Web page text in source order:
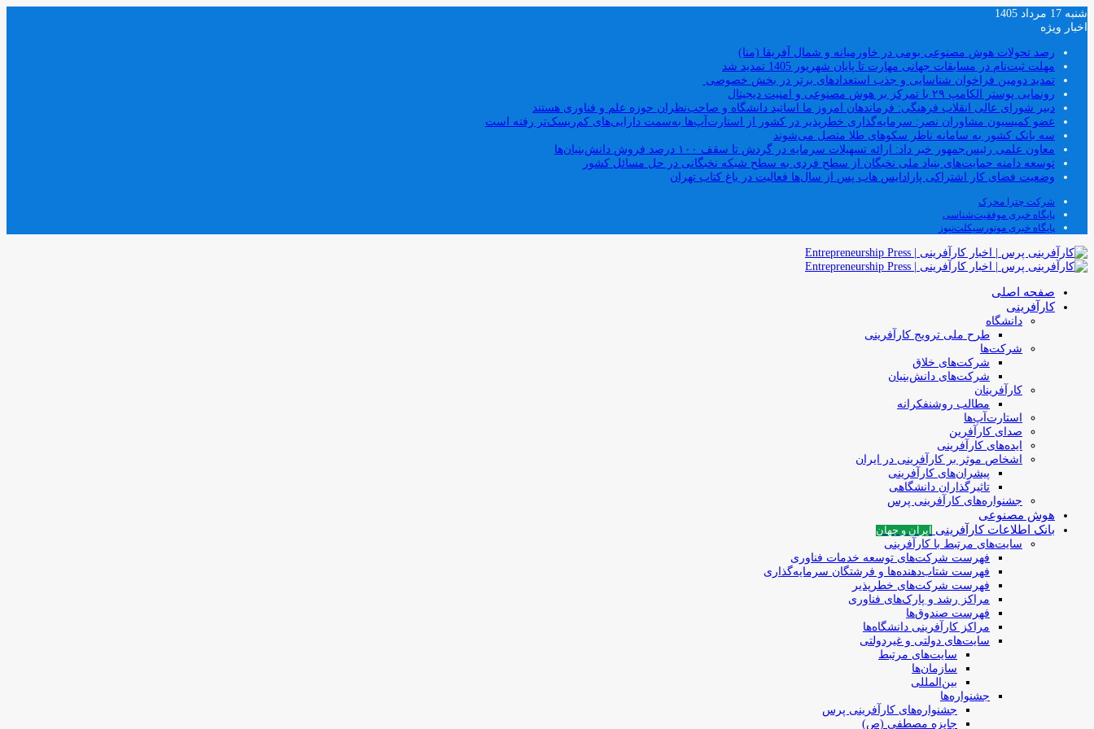
شنبه 17 مرداد 1405
اخبار ویژه
رصد تحولات هوش مصنوعی بومی در خاورمیانه و شمال آفریقا (منا)
مهلت ثبت‌نام در مسابقات جهانی مهارت تا پایان شهریور 1405 تمدید شد
تمدید دومین فراخوان شناسایی و جذب استعدادهای برتر در بخش خصوصی
رونمایی پوستر الکامپ ۲۹ با تمرکز بر هوش مصنوعی و امنیت دیجیتال
دبیر شورای عالی انقلاب فرهنگی: فرماندهان امروز ما اساتید دانشگاه و صاحب‌نظران حوزه علم و فناوری هستند
عضو کمیسیون مشاوران نصر: سرمایه‌گذاری خطرپذیر در کشور از استارت‌آپ‌ها به‌سمت دارایی‌های کم‌ریسک‌تر رفته است
سه بانک کشور به سامانه ناظر سکوهای طلا متصل می‌شوند
معاون علمی رئیس‌جمهور خبر داد: ارائه تسهیلات سرمایه در گردش تا سقف ۱۰۰ درصد فروش دانش‌بنیان‌ها
توسعه دامنه حمایت‌های بنیاد ملی نخبگان از سطح فردی به سطح شبکه نخبگانی در حل مسائل کشور
وضعیت فضای کار اشتراکی پارادایس هاب پس از سال‌ها فعالیت در باغ کتاب تهران
شرکت چترا محرک
پایگاه خبری موفقیت‌شناسی
پایگاه خبری موتورسیکلت‌نیوز
صفحه اصلی
کارآفرینی
دانشگاه
طرح ملی ترویج کارآفرینی
شرکت‌ها
شرکت‌های خلاق
شرکت‌های دانش‌بنیان
کارآفرینان
مطالب روشنفکرانه
استارت‌آپ‌ها
صدای کارآفرین
ایده‌های کارآفرینی
اشخاص موثر بر کارآفرینی در ایران
پیشران‌های کارآفرینی
تاثیرگذاران دانشگاهی
جشنواره‌های کارآفرینی‌ پرس
هوش مصنوعی
بانک اطلاعات کارآفرینی
ایران و جهان
سایت‌های مرتبط با کارآفرینی
فهرست شرکت‌های‌‌ توسعه‌ خدمات فناوری
فهرست شتاب‌دهنده‌ها‌ و فرشتگان‌ سرمایه‌گذاری
فهرست شرکت‌های خطرپذیر
مراکز رشد و پارک‌های فناوری
فهرست صندوق‌ها
مراکز کارآفرینی دانشگاه‌ها
سایت‌های دولتی و غیردولتی
سایت‌های مرتبط
سازمان‌ها
بین‌المللی
جشنواره‌ها
جشنواره‌های کارآفرینی‌ پرس
جایزه مصطفی (ص)